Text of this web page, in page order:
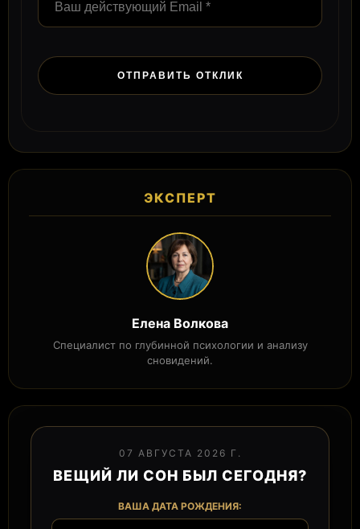
ЭКСПЕРТ
Елена Волкова
Специалист по глубинной психологии и анализу
сновидений.
07 АВГУСТА 2026 Г.
ВЕЩИЙ ЛИ СОН БЫЛ СЕГОДНЯ?
ВАША ДАТА РОЖДЕНИЯ: